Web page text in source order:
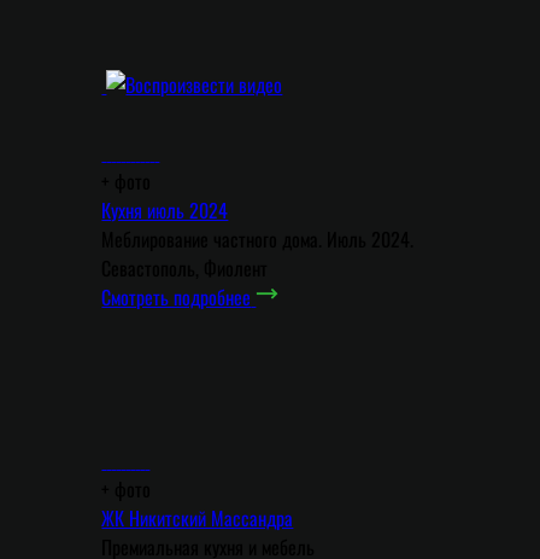
Кухня июль 2024
Смотреть подробнее
ЖК Никитский Массандра